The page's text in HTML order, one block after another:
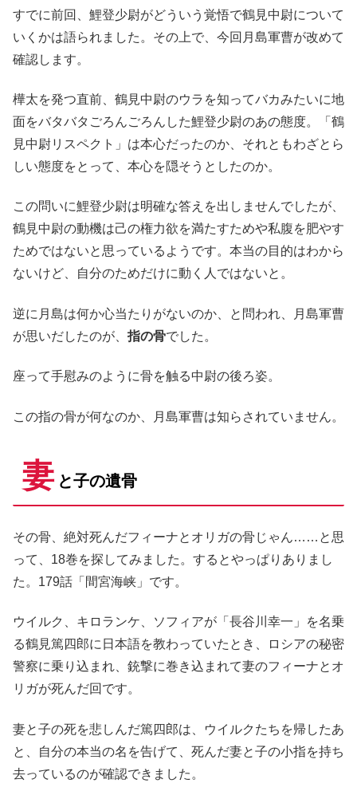
すでに前回、鯉登少尉がどういう覚悟で鶴見中尉について
いくかは語られました。その上で、今回月島軍曹が改めて
確認します。
樺太を発つ直前、鶴見中尉のウラを知ってバカみたいに地
面をバタバタごろんごろんした鯉登少尉のあの態度。「鶴
見中尉リスペクト」は本心だったのか、それともわざとら
しい態度をとって、本心を隠そうとしたのか。
この問いに鯉登少尉は明確な答えを出しませんでしたが、
鶴見中尉の動機は己の権力欲を満たすためや私腹を肥やす
ためではないと思っているようです。本当の目的はわから
ないけど、自分のためだけに動く人ではないと。
逆に月島は何か心当たりがないのか、と問われ、月島軍曹
が思いだしたのが、 指の骨でした。
座って手慰みのように骨を触る中尉の後ろ姿。
この指の骨が何なのか、月島軍曹は知らされていません。
妻 と子の遺骨
その骨、絶対死んだフィーナとオリガの骨じゃん……と思
って、18巻を探してみました。するとやっぱりありまし
た。179話「間宮海峡」です。
ウイルク、キロランケ、ソフィアが「長谷川幸一」を名乗
る鶴見篤四郎に日本語を教わっていたとき、ロシアの秘密
警察に乗り込まれ、銃撃に巻き込まれて妻のフィーナとオ
リガが死んだ回です。
妻と子の死を悲しんだ篤四郎は、ウイルクたちを帰したあ
と、自分の本当の名を告げて、死んだ妻と子の小指を持ち
去っているのが確認できました。